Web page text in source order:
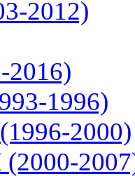
2012)
2016)
1996)
2000)